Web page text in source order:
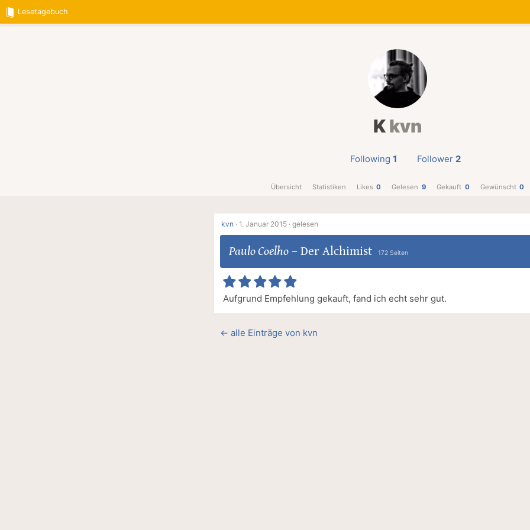
Lesetagebuch
Kkvn
Following 1 Follower 2
Übersicht Statistiken Likes 0 Gelesen 9 Gekauft 0 Gewünscht 0
kvn · 1. Januar 2015 · gelesen
Paulo Coelho– Der Alchimist 172 Seiten
Aufgrund Empfehlung gekauft, fand ich echt sehr gut.
← alle Einträge von kvn